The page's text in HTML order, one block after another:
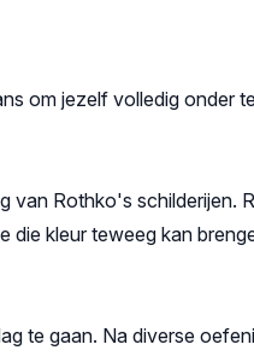
om jezelf volledig onder
van Rothko's schilderijen.
die kleur teweeg kan
te gaan. Na diverse